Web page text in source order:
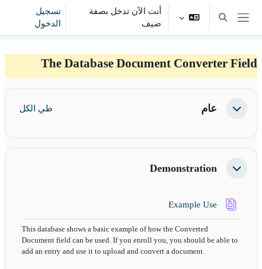
تخطى إلى المحتوى الرئيسي
واجهة جانبية
تبديل إدخال البحث
أنت الآن تدخل بصفة
ضيف
تسجيل
الدخول
The Database Document Converter Field
الخطوط العريضة للقسم
طي عام طي الكل
طي Demonstration
Example Useقاعدة بيانات
This database shows a basic example of how the Converted
Document field can be used. If you enroll you, you should be able to
add an entry and use it to upload and convert a document.